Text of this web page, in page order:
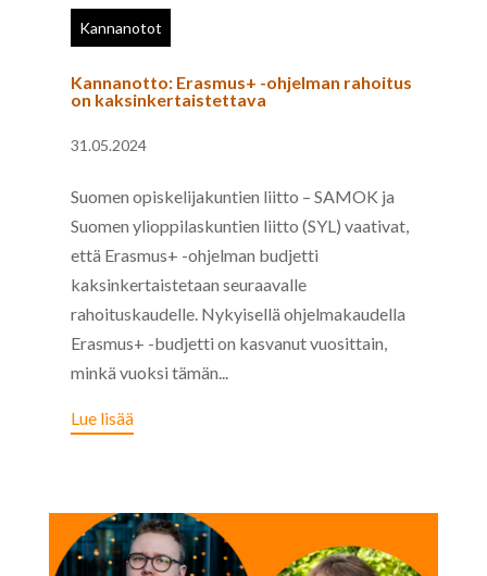
Kannanotot
Kannanotto: Erasmus+ -ohjelman rahoitus
on kaksinkertaistettava
31.05.2024
Suomen opiskelijakuntien liitto – SAMOK ja
Suomen ylioppilaskuntien liitto (SYL) vaativat,
että Erasmus+ -ohjelman budjetti
kaksinkertaistetaan seuraavalle
rahoituskaudelle. Nykyisellä ohjelmakaudella
Erasmus+ -budjetti on kasvanut vuosittain,
minkä vuoksi tämän...
Lue lisää